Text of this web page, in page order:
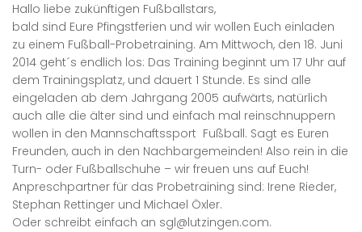
Hallo liebe zukünftigen Fußballstars,
bald sind Eure Pfingstferien und wir wollen Euch einladen
zu einem Fußball-Probetraining. Am Mittwoch, den 18. Juni
2014 geht´s endlich los: Das Training beginnt um 17 Uhr auf
dem Trainingsplatz, und dauert 1 Stunde. Es sind alle
eingeladen ab dem Jahrgang 2005 aufwärts, natürlich
auch alle die älter sind und einfach mal reinschnuppern
wollen in den Mannschaftssport Fußball. Sagt es Euren
Freunden, auch in den Nachbargemeinden! Also rein in die
Turn- oder Fußballschuhe – wir freuen uns auf Euch!
Anpreschpartner für das Probetraining sind: Irene Rieder,
Stephan Rettinger und Michael Öxler.
Oder schreibt einfach an sgl@lutzingen.com.